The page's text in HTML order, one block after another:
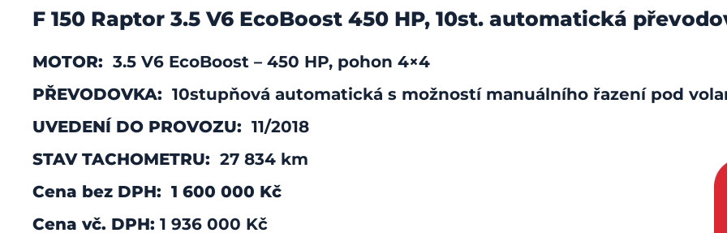
Ford F-150 Raptor
Více informací
F 150 Raptor 3.5 V6 EcoBoost 450 HP, 10st. automatická
MOTOR: 3.5 V6 EcoBoost – 450 HP, pohon 4×4
PŘEVODOVKA: 10stupňová automatická s možností manuálního řazení pod
UVEDENÍ DO PROVOZU: 11/2018
STAV TACHOMETRU: 27 834 km
Cena bez DPH: 1 600 000 Kč
Cena vč. DPH: 1 936 000 Kč